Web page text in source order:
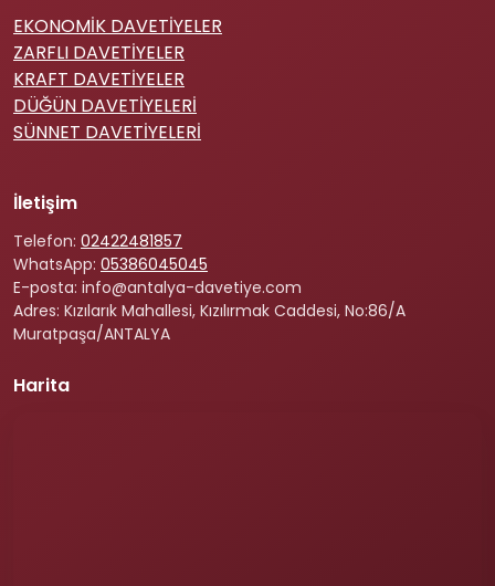
EKONOMİK DAVETİYELER
ZARFLI DAVETİYELER
KRAFT DAVETİYELER
DÜĞÜN DAVETİYELERİ
SÜNNET DAVETİYELERİ
İletişim
Telefon: 02422481857
WhatsApp: 05386045045
E-posta: info@antalya-davetiye.com
Adres: Kızılarık Mahallesi, Kızılırmak Caddesi, No:86/A
Muratpaşa/ANTALYA
Harita